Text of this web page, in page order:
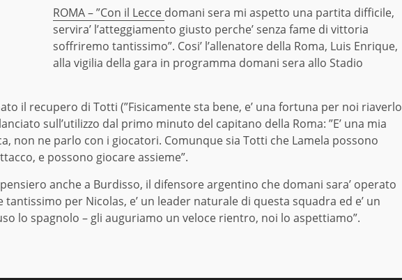
ROMA – ”Con il Lecce domani sera mi aspetto una partita difficile,
servira’ l’atteggiamento giusto perche’ senza fame di vittoria
soffriremo tantissimo”. Cosi’ l’allenatore della Roma, Luis Enrique,
alla vigilia della gara in programma domani sera allo Stadio
il recupero di Totti (”Fisicamente sta bene, e’ una fortuna per noi riaverlo
sull’utilizzo dal primo minuto del capitano della Roma: ”E’ una mia
non ne parlo con i giocatori. Comunque sia Totti che Lamela possono
e possono giocare assieme”.
anche a Burdisso, il difensore argentino che domani sara’ operato
per Nicolas, e’ un leader naturale di questa squadra ed e’ un
lo spagnolo – gli auguriamo un veloce rientro, noi lo aspettiamo”.